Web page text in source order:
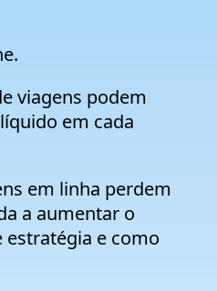
viagens podem
em cada
em linha perdem
a aumentar o
estratégia e como